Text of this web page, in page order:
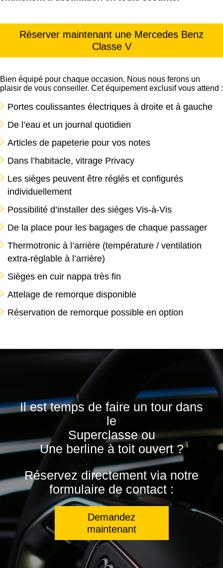
Réserver maintenant une Mercedes Benz
Classe V
Bien équipé pour chaque occasion. Nous nous ferons un
plaisir de vous conseiller. Cet équipement exclusif vous attend :
Portes coulissantes électriques à droite et à gauche
De l’eau et un journal quotidien
Articles de papeterie pour vos notes
Dans l’habitacle, vitrage Privacy
Les sièges peuvent être réglés et configurés
individuellement
Possibilité d’installer des sièges Vis-à-Vis
De la place pour les bagages de chaque passager
Thermotronic à l’arrière (température / ventilation
extra-réglable à l’arrière)
Sièges en cuir nappa très fin
Attelage de remorque disponible
Réservation de remorque possible en option
Il est temps de faire un tour dans
le
Superclasse ou
Une berline à toit ouvert ?
Réservez directement via notre
formulaire de contact :
Demandez
maintenant